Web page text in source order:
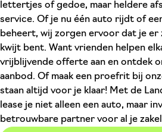
lettertjes of gedoe, maar heldere
service. Of je nu één auto rijdt of
beheert, wij zorgen ervoor dat je er
kwijt bent. Want vrienden helpen
vrijblijvende offerte aan en ontdek
aanbod. Of maak een proefrit bij
staan altijd voor je klaar! Met de
lease je niet alleen een auto, maar
betrouwbare partner voor al je